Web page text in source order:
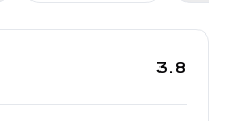
3.8